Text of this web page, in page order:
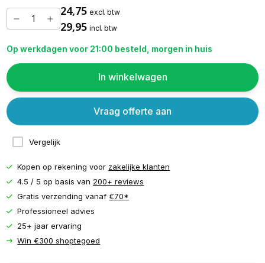
24,75 excl. btw
29,95 incl. btw
Op werkdagen voor 21:00 besteld, morgen in huis
In winkelwagen
Vergelijk
Vraag offerte aan
Kopen op rekening voor zakelijke klanten
4.5 / 5 op basis van 200+ reviews
Gratis verzending vanaf€70*
Professioneel advies
25+ jaar ervaring
Win €300 shoptegoed